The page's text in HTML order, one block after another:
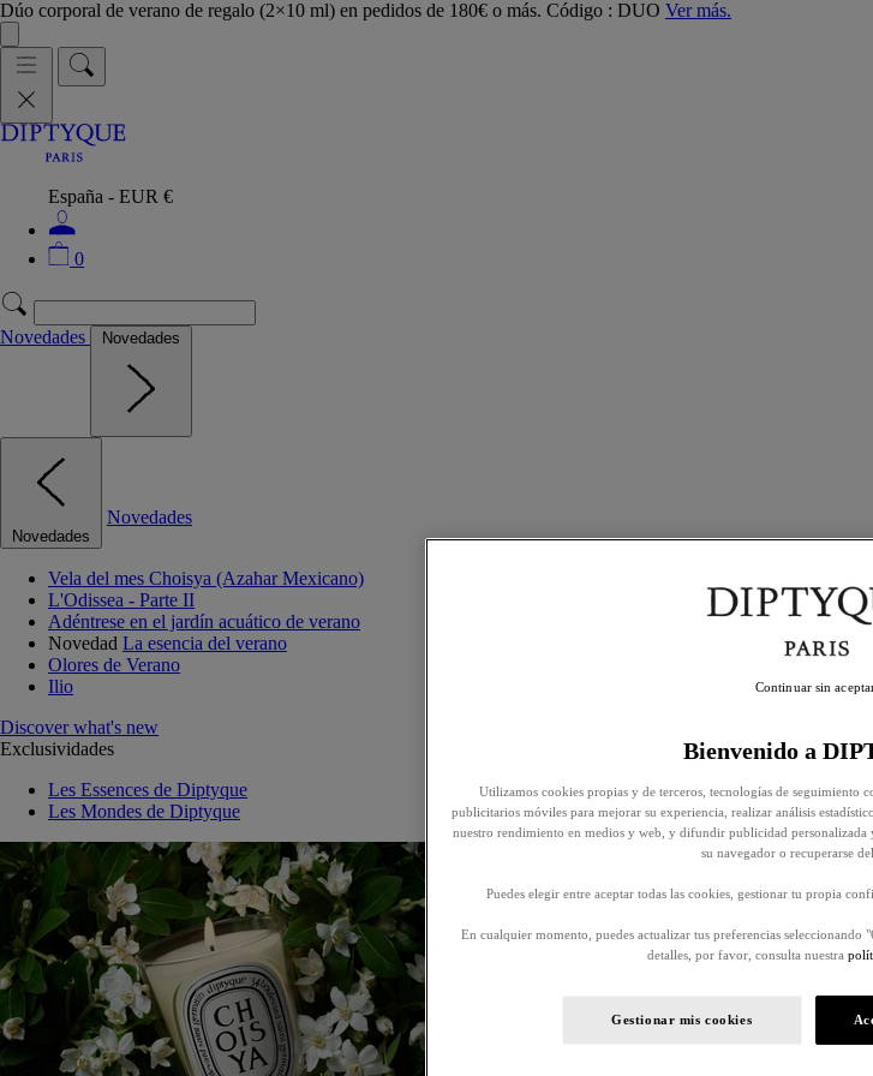
Dúo corporal de verano de regalo (2×10 ml) en pedidos de 180€ o más. Código : DUO Ver más.
España - EUR €
0
Novedades Novedades
Novedades
Novedades
Vela del mes Choisya (Azahar Mexicano)
L'Odissea - Parte II
Adéntrese en el jardín acuático de verano
Novedad La esencia del verano
Olores de Verano
Ilio
Discover what's new
Exclusividades
Les Essences de Diptyque
Les Mondes de Diptyque
Bienvenido a
Utilizamos cookies propias y de terceros, tecnologías de seguimiento
publicitarios móviles para mejorar su experiencia, realizar análisis
nuestro rendimiento en medios y web, y difundir publicidad personalizada
su navegador o recuperarse
Puedes elegir entre aceptar todas las cookies, gestionar tu propia
En cualquier momento, puedes actualizar tus preferencias seleccionando
detalles, por favor, consulta nuestra
Gestionar mis cookies
Continuar sin